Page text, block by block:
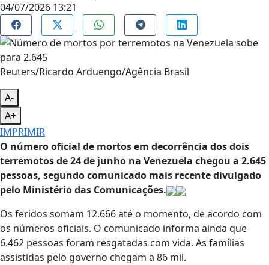
04/07/2026 13:21
Reuters/Ricardo Arduengo/Agência Brasil
A-
A+
IMPRIMIR
O número oficial de mortos em decorrência dos dois
terremotos de 24 de junho na Venezuela chegou a 2.645
pessoas, segundo comunicado mais recente divulgado
pelo Ministério das Comunicações.
Os feridos somam 12.666 até o momento, de acordo com
os números oficiais. O comunicado informa ainda que
6.462 pessoas foram resgatadas com vida. As famílias
assistidas pelo governo chegam a 86 mil.